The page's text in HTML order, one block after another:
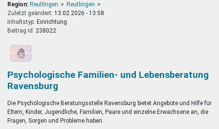
Region: Reutlingen
Reutlingen
Zuletzt geändert: 13.02.2026 - 13:58
Inhaltstyp:
einrichtung
Beitrag Id: 238022
Psychologische Familien- und Lebensberatung
Ravensburg
Die Psychologische Beratungsstelle Ravensburg bietet Angebote und Hilfe für
Eltern, Kinder, Jugendliche, Familien, Paare und einzelne Erwachsene an, die
Fragen, Sorgen und Probleme haben.